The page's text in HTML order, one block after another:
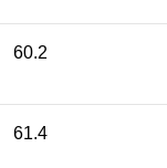
60.2
61.4